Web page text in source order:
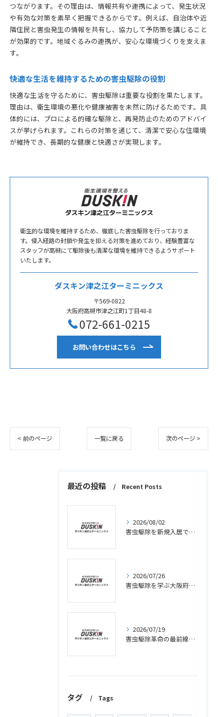
つながります。その理由は、情報共有や連携によって、発生状況
や有効な対策を素早く把握できるからです。例えば、自治体や近
隣住民と害虫発生の情報を共有し、協力して予防策を講じること
が効果的です。地域ぐるみの連携が、安心な環境づくりを支えま
す。
快適な生活を維持するための害虫駆除の役割
快適な生活を守るために、害虫駆除は重要な役割を果たします。
理由は、衛生環境の悪化や健康被害を未然に防げるためです。具
体的には、プロによる的確な駆除と、再発防止のためのアドバイ
スが挙げられます。これらの対策を通じて、清潔で安心な住環境
が維持でき、長期的な健康と快適さが実現します。
衛生的な環境を維持するため、徹底した害虫駆除を行っておりま
す。侵入経路の封鎖や発生を抑える対策を進めており、経験豊富な
スタッフが高槻にて駆除後も清潔な環境を維持できるようサポート
いたします。
ダスキン津之江ターミニックス
〒569-0822
大阪府高槻市津之江町1丁目48-8
072-661-0215
お問い合わせはこちら
< 前のページ 一覧に戻る 次のページ >
最近の投稿 Recent Posts
2026/08/02
害虫駆除を新規入居で失敗しないための実践チェックリストと効果的な対策法
2026/07/26
害虫駆除を学ぶ大阪府高槻市須賀町で独立開業と資格・料金相場の完全ガイド
2026/07/19
害虫駆除革命の最前線と新時代の持続効果で部屋ごと守る最新対策
タグ Tags